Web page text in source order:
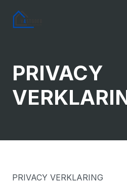
PRIVACY
PRIVACY VERKLARING